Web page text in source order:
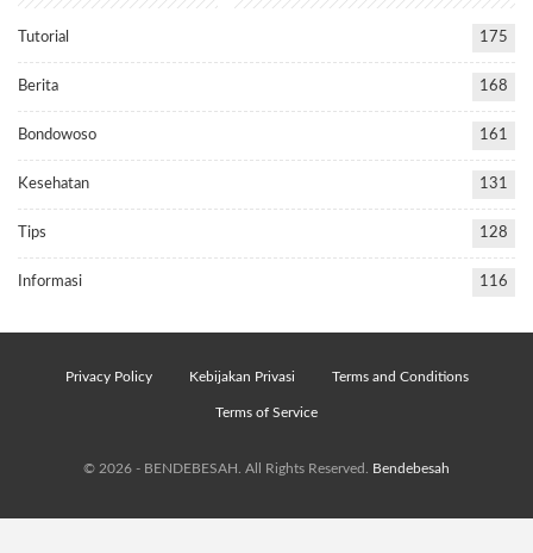
Tutorial 175
Berita 168
Bondowoso 161
Kesehatan 131
Tips 128
Informasi 116
Privacy Policy Kebijakan Privasi Terms and Conditions
Terms of Service
© 2026 - BENDEBESAH. All Rights Reserved. Bendebesah